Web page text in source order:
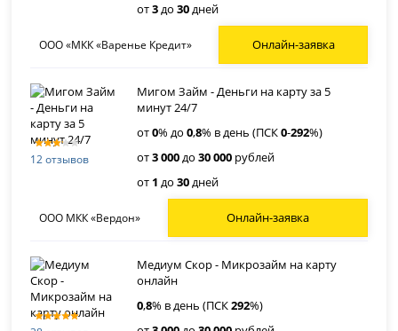
от3до30дней
ООО «МКК «Варенье Кредит» Онлайн-заявка
12 отзывов
Мигом Займ - Деньги на карту за 5
минут 24/7
от0% до0,8% в день (ПСК0-292%)
от3 000до30 000 рублей
от 1 до30дней
ООО МКК «Вердон» Онлайн-заявка
Медиум Скор - Микрозайм на карту
онлайн
0,8% в день (ПСК292%)